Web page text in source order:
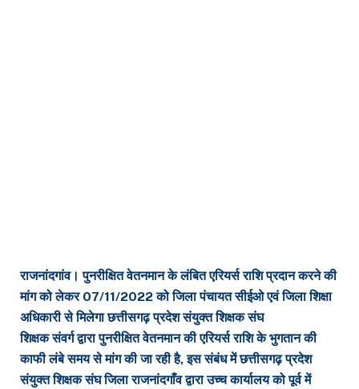
राजनांदगांव। पुनरीक्षित वेतनमान के लंबित एरियर्स राशि प्रदान करने की
मांग को लेकर 07/11/2022 को जिला पंचायत सीईओ एवं जिला शिक्षा
अधिकारी से मिलेगा छत्तीसगढ़ प्रदेश संयुक्त शिक्षक संघ
शिक्षक संवर्ग द्वारा पुनरीक्षित वेतनमान की एरियर्स राशि के भुगतान की
काफी लंबे समय से मांग की जा रही है, इस संबंध में छत्तीसगढ़ प्रदेश
संयुक्त शिक्षक संघ जिला राजनांदगाँव द्वारा उच्च कार्यालय को पूर्व में